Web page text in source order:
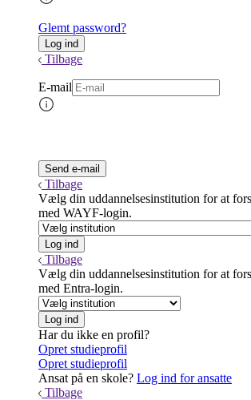
Glemt password?
Tilbage
E-mail
Tilbage
Vælg din uddannelsesinstitution for at
med WAYF-login.
Tilbage
Vælg din uddannelsesinstitution for at
med Entra-login.
Har du ikke en profil?
Opret studieprofil
Opret studieprofil
Ansat på en skole? Log ind for ansatte
Tilbage